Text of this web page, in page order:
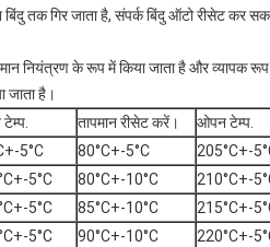
बिंदु तक गिर जाता है, संपर्क बिंदु ऑटो रीसेट
नियंत्रण के रूप में किया जाता है और व्यापक रूप
जाता है।
तापमान रीसेट करें। ओपन टेम्प.
5°C 80°C+-5°C 205°C+-
5°C 80°C+-10°C 210°C+-
5°C 85°C+-10°C 215°C+-
5°C 90°C+-10°C 220°C+-